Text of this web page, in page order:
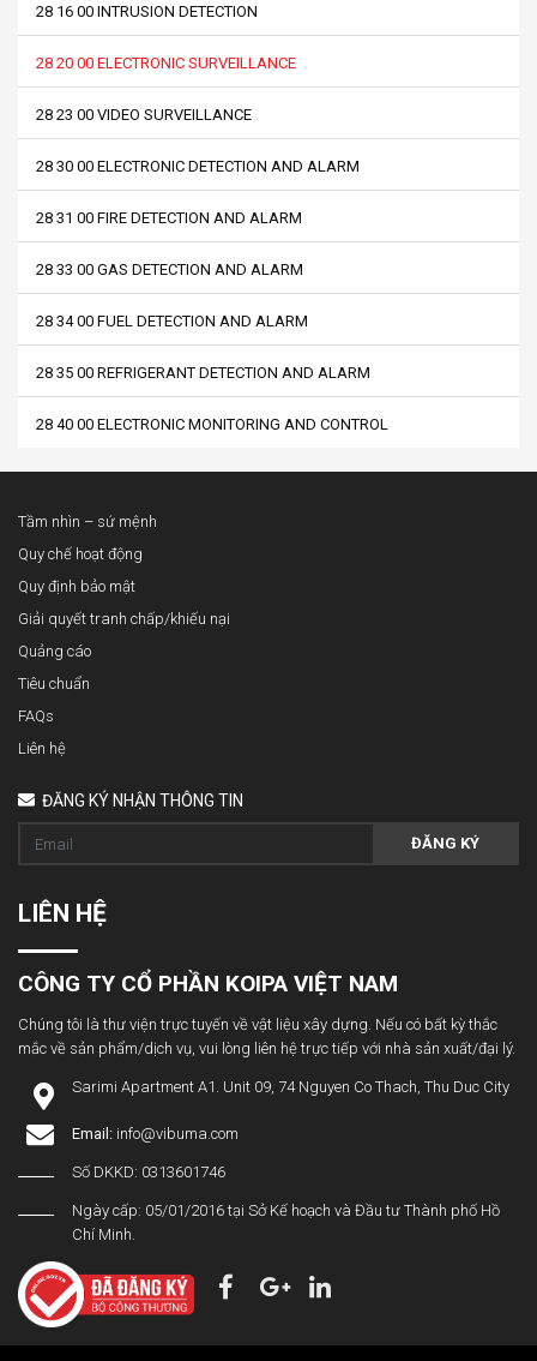
28 16 00 INTRUSION DETECTION
28 20 00 ELECTRONIC SURVEILLANCE
28 23 00 VIDEO SURVEILLANCE
28 30 00 ELECTRONIC DETECTION AND ALARM
28 31 00 FIRE DETECTION AND ALARM
28 33 00 GAS DETECTION AND ALARM
28 34 00 FUEL DETECTION AND ALARM
28 35 00 REFRIGERANT DETECTION AND ALARM
28 40 00 ELECTRONIC MONITORING AND CONTROL
Tầm nhìn – sứ mệnh
Quy chế hoạt động
Quy định bảo mật
Giải quyết tranh chấp/khiếu nại
Quảng cáo
Tiêu chuẩn
FAQs
Liên hệ
ĐĂNG KÝ NHẬN THÔNG TIN
ĐĂNG KÝ
LIÊN HỆ
CÔNG TY CỔ PHẦN KOIPA VIỆT NAM
Chúng tôi là thư viện trực tuyến về vật liệu xây dựng. Nếu có bất kỳ thắc
mắc về sản phẩm/dịch vụ, vui lòng liên hệ trực tiếp với nhà sản xuất/đại lý.
Sarimi Apartment A1. Unit 09, 74 Nguyen Co Thach, Thu Duc City
Email: info@vibuma.com
Số DKKD: 0313601746
Ngày cấp: 05/01/2016 tại Sở Kế hoạch và Đầu tư Thành phố Hồ
Chí Minh.